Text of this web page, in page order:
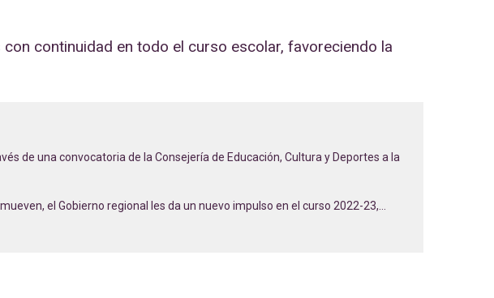
continuidad en todo el curso escolar, favoreciendo la
de una convocatoria de la Consejería de Educación, Cultura y Deportes a la
el Gobierno regional les da un nuevo impulso en el curso 2022-23,…